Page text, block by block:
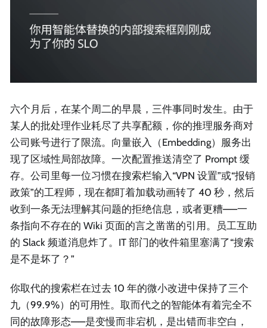
六个月后，在某个周二的早晨，三件事同时发生。由于
某人的批处理作业耗尽了共享配额，你的推理服务商对
公司账号进行了限流。向量嵌入（Embedding）服务出
现了区域性局部故障。一次配置推送清空了 Prompt 缓
存。公司里每一位习惯在搜索栏输入“VPN 设置”或“报销
政策”的工程师，现在都盯着加载动画转了 40 秒，然后
收到一条无法理解其问题的拒绝信息，或者更糟——一
条指向不存在的 Wiki 页面的言之凿凿的引用。员工互助
的 Slack 频道消息炸了。IT 部门的收件箱里塞满了“搜索
是不是坏了？”
你取代的搜索栏在过去 10 年的微小改进中保持了三个
九（99.9%）的可用性。取而代之的智能体有着完全不
同的故障形态——是变慢而非宕机，是出错而非空白，